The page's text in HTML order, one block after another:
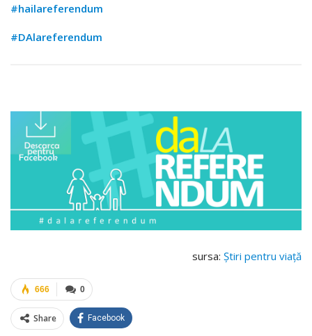
#hailareferendum
#DAlareferendum
sursa: Știri pentru viață
0
666
Share Facebook